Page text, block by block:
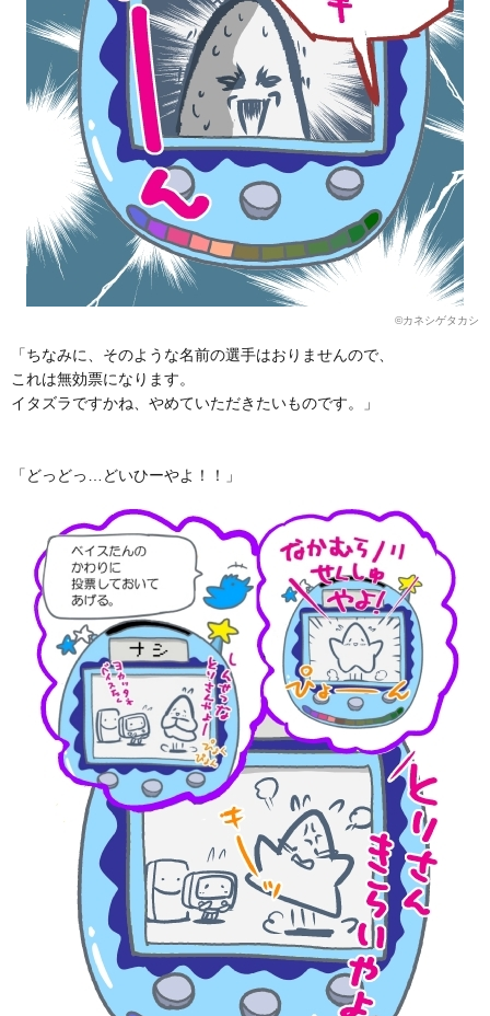
©カネシゲタカシ
「ちなみに、そのような名前の選手はおりませんので、
これは無効票になります。
イタズラですかね、やめていただきたいものです。」
「どっどっ…どいひーやよ！！」